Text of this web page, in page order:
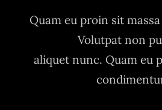
Quam eu proin sit
Volutpat non
aliquet nunc. Quam eu